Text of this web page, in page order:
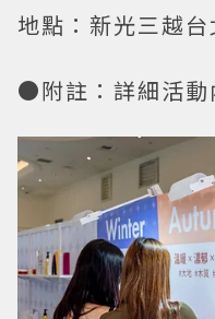
地點：新光三越
●附註：詳細活動